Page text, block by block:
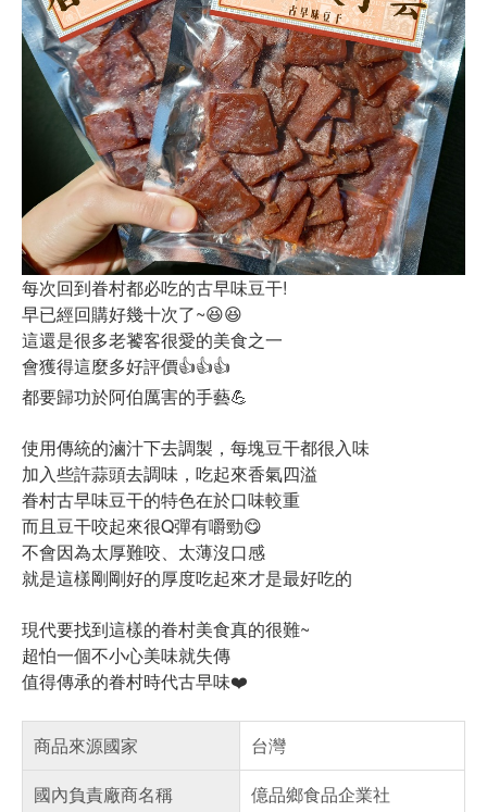
每次回到眷村都必吃的古早味豆干!
早已經回購好幾十次了~😆😆
這還是很多老饕客很愛的美食之一
會獲得這麼多好評價👍👍👍
都要歸功於阿伯厲害的手藝💪
使用傳統的滷汁下去調製，每塊豆干都很入味
加入些許蒜頭去調味，吃起來香氣四溢
眷村古早味豆干的特色在於口味較重
而且豆干咬起來很Q彈有嚼勁😋
不會因為太厚難咬、太薄沒口感
就是這樣剛剛好的厚度吃起來才是最好吃的
現代要找到這樣的眷村美食真的很難~
超怕一個不小心美味就失傳
值得傳承的眷村時代古早味❤️
商品來源國家
台灣
國內負責廠商名稱
億品鄉食品企業社